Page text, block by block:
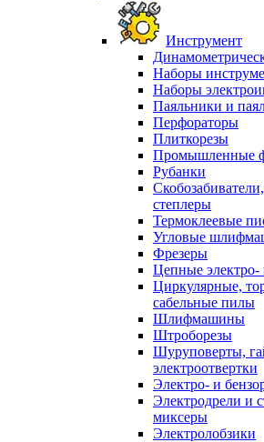
Инструмент
Наборы
Наборы
Паяльники и
Перфораторы
Плиткорезы
Промышленные
Рубанки
степлеры
Термоклеевые
Угловые
Фрезеры
Цепные
Циркулярные,
сабельные пилы
Шлифмашины
Штроборезы
Шуруповерты,
электроотвертки
Электро- и
Электродрели и
миксеры
Электролобзики